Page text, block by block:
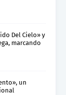
Del Cielo» y
marcando
un